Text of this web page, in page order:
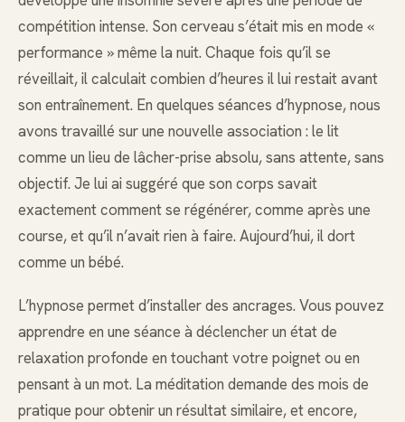
compétition intense. Son cerveau s’était mis en mode «
performance » même la nuit. Chaque fois qu’il se
réveillait, il calculait combien d’heures il lui restait avant
son entraînement. En quelques séances d’hypnose, nous
avons travaillé sur une nouvelle association : le lit
comme un lieu de lâcher-prise absolu, sans attente, sans
objectif. Je lui ai suggéré que son corps savait
exactement comment se régénérer, comme après une
course, et qu’il n’avait rien à faire. Aujourd’hui, il dort
comme un bébé.
L’hypnose permet d’installer des ancrages. Vous pouvez
apprendre en une séance à déclencher un état de
relaxation profonde en touchant votre poignet ou en
pensant à un mot. La méditation demande des mois de
pratique pour obtenir un résultat similaire, et encore,